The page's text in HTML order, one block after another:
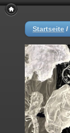
Startseite /